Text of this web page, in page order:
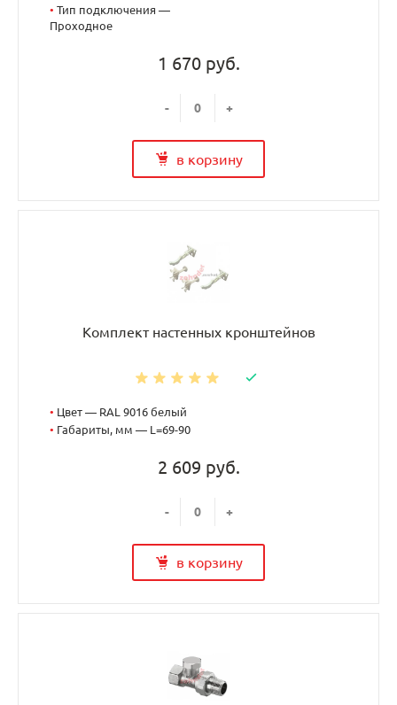
• Тип подключения —
Проходное
1 670 руб.
- +
в корзину
Комплект настенных кронштейнов
• Цвет — RAL 9016 белый
• Габариты, мм — L=69-90
2 609 руб.
- +
в корзину